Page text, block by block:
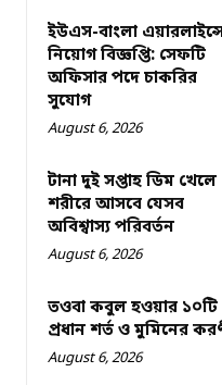
ইউএস-বাংলা
নিয়োগ বিজ্ঞপ্তি: সেফটি
অফিসার পদে চাকরির
সুযোগ
August 6, 2026
টানা দুই সপ্তাহ ডিম খেলে
শরীরে আসবে যেসব
অবিশ্বাস্য পরিবর্তন
August 6, 2026
তওবা কবুল হওয়ার ১০টি
প্রধান শর্ত ও মুমিনের
August 6, 2026